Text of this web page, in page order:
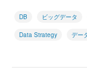
DB ビッグデータ
Data Strategy デー